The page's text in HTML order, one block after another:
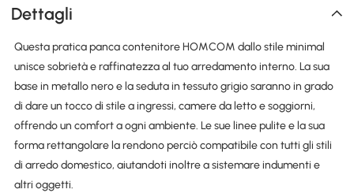
Dettagli
Questa pratica panca contenitore HOMCOM dallo stile minimal
unisce sobrietà e raffinatezza al tuo arredamento interno. La sua
base in metallo nero e la seduta in tessuto grigio saranno in grado
di dare un tocco di stile a ingressi, camere da letto e soggiorni,
offrendo un comfort a ogni ambiente. Le sue linee pulite e la sua
forma rettangolare la rendono perciò compatibile con tutti gli stili
di arredo domestico, aiutandoti inoltre a sistemare indumenti e
altri oggetti.